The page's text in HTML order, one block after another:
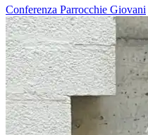
Conferenza Parrocchie Giovani